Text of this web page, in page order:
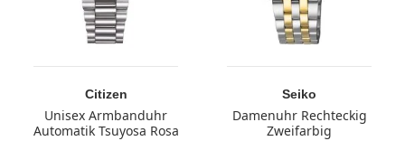
Citizen
Unisex Armbanduhr
Automatik Tsuyosa Rosa
Seiko
Damenuhr Rechteckig
Zweifarbig